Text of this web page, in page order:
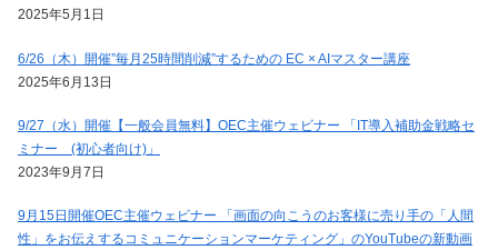
2025年5月1日
6/26（木）開催”毎月25時間削減”するための EC × AIマスター講座
2025年6月13日
9/27（水）開催【一般会員無料】OEC主催ウェビナー 「IT導入補助金戦略セ
ミナー (初心者向け)」
2023年9月7日
9月15日開催OEC主催ウェビナー 「画面の向こうのお客様に売り手の「人間
性」をお伝えするコミュニケーションマーケティング」のYouTubeの新動画